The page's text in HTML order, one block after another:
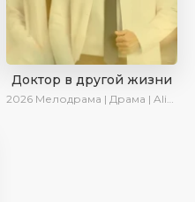
Доктор в другой жизни
2026 Мелодрама | Драма | AlisaDirilis | Новинки